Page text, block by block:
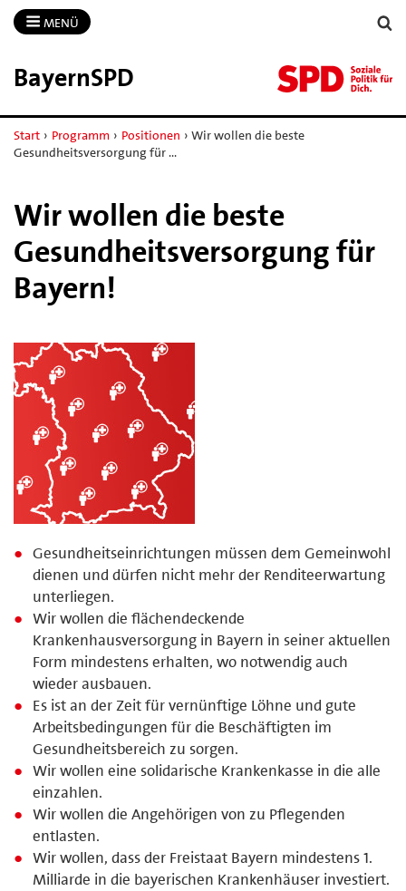
MENÜ
BayernSPD
Start › Programm › Positionen › Wir wollen die beste
Gesundheitsversorgung für …
Wir wollen die beste
Gesundheitsversorgung für
Bayern!
Gesundheitseinrichtungen müssen dem Gemeinwohl
dienen und dürfen nicht mehr der Renditeerwartung
unterliegen.
Wir wollen die flächendeckende
Krankenhausversorgung in Bayern in seiner aktuellen
Form mindestens erhalten, wo notwendig auch
wieder ausbauen.
Es ist an der Zeit für vernünftige Löhne und gute
Arbeitsbedingungen für die Beschäftigten im
Gesundheitsbereich zu sorgen.
Wir wollen eine solidarische Krankenkasse in die alle
einzahlen.
Wir wollen die Angehörigen von zu Pflegenden
entlasten.
Wir wollen, dass der Freistaat Bayern mindestens 1.
Milliarde in die bayerischen Krankenhäuser investiert.